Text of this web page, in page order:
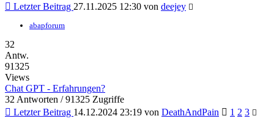
Letzter Beitrag 27.11.2025 12:30 von deejey
abapforum
32
Antw.
91325
Views
Chat GPT - Erfahrungen?
32 Antworten / 91325 Zugriffe
Letzter Beitrag 14.12.2024 23:19 von DeathAndPain 1 2 3